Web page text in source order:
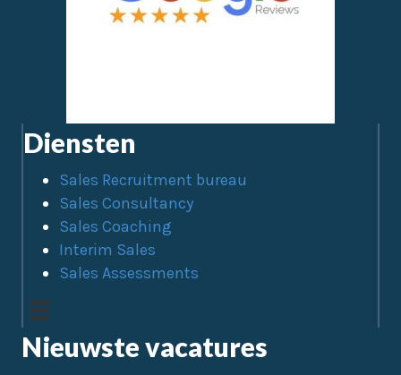
Diensten
Sales Recruitment bureau
Sales Consultancy
Sales Coaching
Interim Sales
Sales Assessments
Nieuwste vacatures